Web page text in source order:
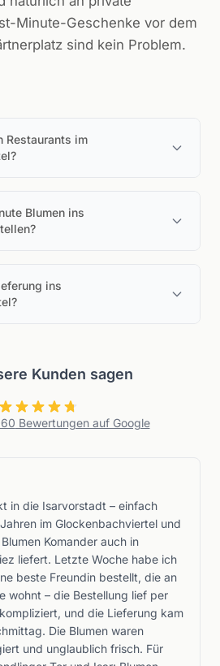
Minute-Geschenke vor dem
sind kein Problem.
Restaurants im
Blumen ins
ins
Kunden sagen
Bewertungen auf Google
in die Isarvorstadt – einfach
im Glockenbachviertel und
Komander auch in
liefert. Letzte Woche habe ich
beste Freundin bestellt, die an
wohnt – die Bestellung lief per
und die Lieferung kam
Die Blumen waren
und unglaublich frisch. Für